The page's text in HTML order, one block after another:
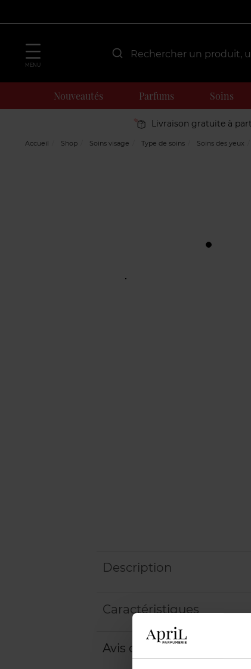
MENU
Nouveautés Parfums Soins
Livraison gratuite à
Accueil Shop Soins visage Type de soins Soins des yeux
Description
Caractéristiques
Avis client